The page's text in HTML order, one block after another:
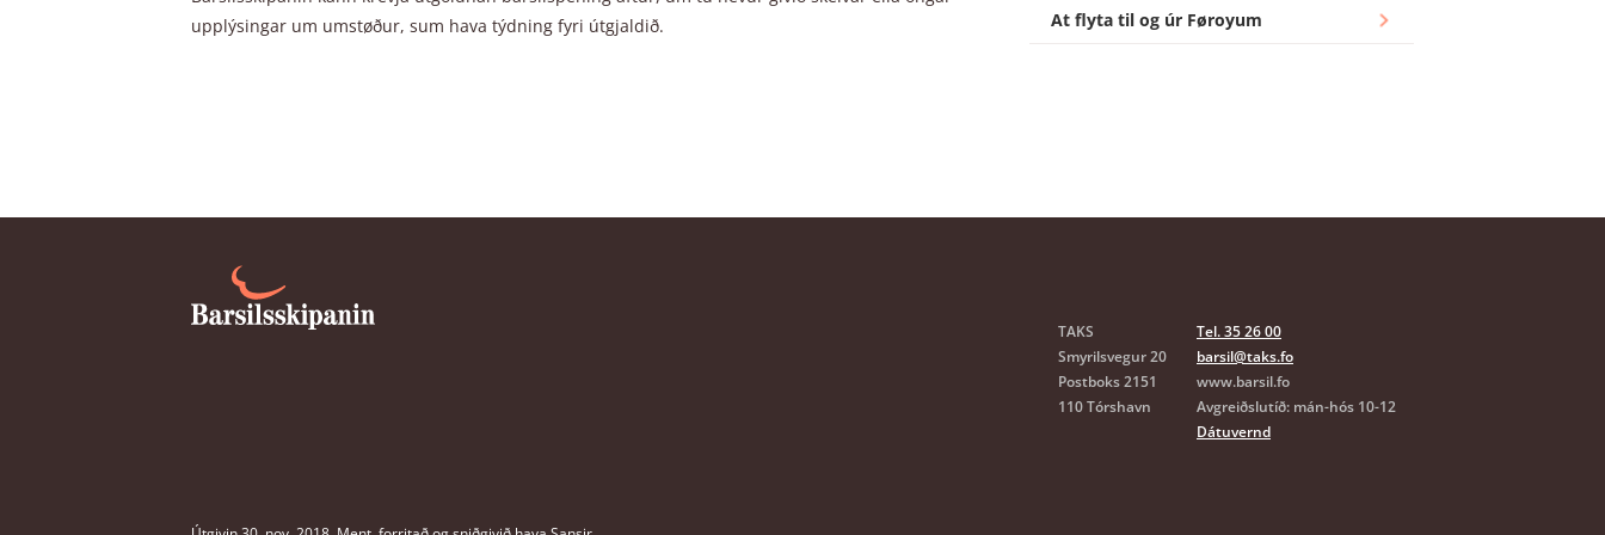
Kann pápin ella sammóðurin fáa barsilspening,
uttan at tað ávirkar barsilspeningin hjá mammuni?
Er munur á fastløntum og tímaløntum?
upplýsingar um umstøður, sum hava týdning fyri útgjaldið.
At flyta til og úr Føroyum
TAKS
Smyrilsvegur 20
Postboks 2151
110 Tórshavn
Tel. 35 26 00
barsil@taks.fo
www.barsil.fo
Avgreiðslutíð: mán-hós 10-12
Dátuvernd